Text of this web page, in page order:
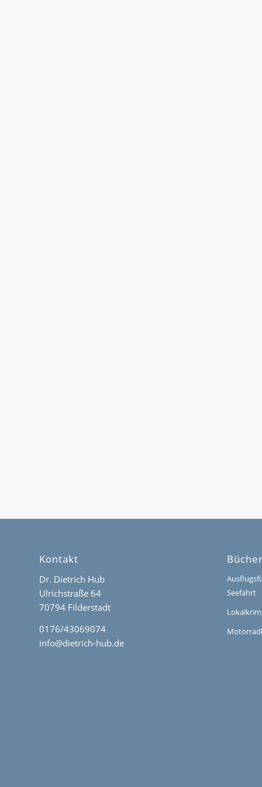
Kontakt
Dr. Dietrich Hub
Ulrichstraße 64
70794 Filderstadt
0176/43069074
info@dietrich-hub.de
Bücher
Seefahrt